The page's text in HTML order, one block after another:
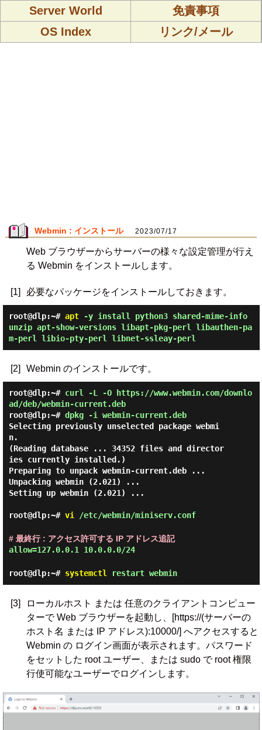
Server World
免責事項
OS Index
リンク/メール
Webmin : インストール 2023/07/17
Web ブラウザーからサーバーの様々な設定管理が行え
る Webmin をインストールします。
[1] 必要なパッケージをインストールしておきます。
root@dlp:~# apt-y install python3 shared-mime-info
unzip apt-show-versions libapt-pkg-perl libauthen-pa
m-perl libio-pty-perl libnet-ssleay-perl
[2] Webmin のインストールです。
root@dlp:~# curl -L -O https://www.webmin.com/downlo
ad/deb/webmin-current.deb
root@dlp:~# dpkg -i webmin-current.deb
Selecting previously unselected package webmi
n.
(Reading database ... 34352 files and director
ies currently installed.)
Preparing to unpack webmin-current.deb ...
Unpacking webmin (2.021) ...
Setting up webmin (2.021) ...
root@dlp:~# vi /etc/webmin/miniserv.conf
# 最終行 : アクセス許可する IP アドレス追記
allow=127.0.0.1 10.0.0.0/24
root@dlp:~# systemctl restart webmin
[3]
ローカルホスト または 任意のクライアントコンピュー
ターで Web ブラウザーを起動し、[https://(サーバーの
ホスト名 または IP アドレス):10000/] へアクセスすると
Webmin の ログイン画面が表示されます。パスワード
をセットした root ユーザー、または sudo で root 権限
行使可能なユーザーでログインします。